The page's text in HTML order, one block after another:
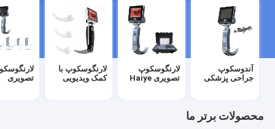
آندوسکوپ
جراحی پزشکی
لارنگوسکوپ
تصویری Haiye
لارنگوسکوپ با
کمک ویدیویی
تصویری
محصولات برتر ما